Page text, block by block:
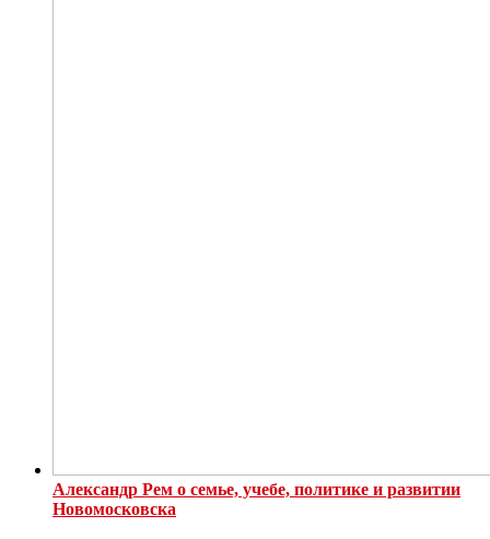
Александр Рем о семье, учебе, политике и развитии
Новомосковска